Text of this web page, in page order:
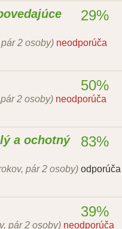
2 osoby) neodporúča
29%
2 osoby) neodporúča
50%
a ochotný
pár 2 osoby) odporúča
83%
pár 2 osoby) neodporúča
39%